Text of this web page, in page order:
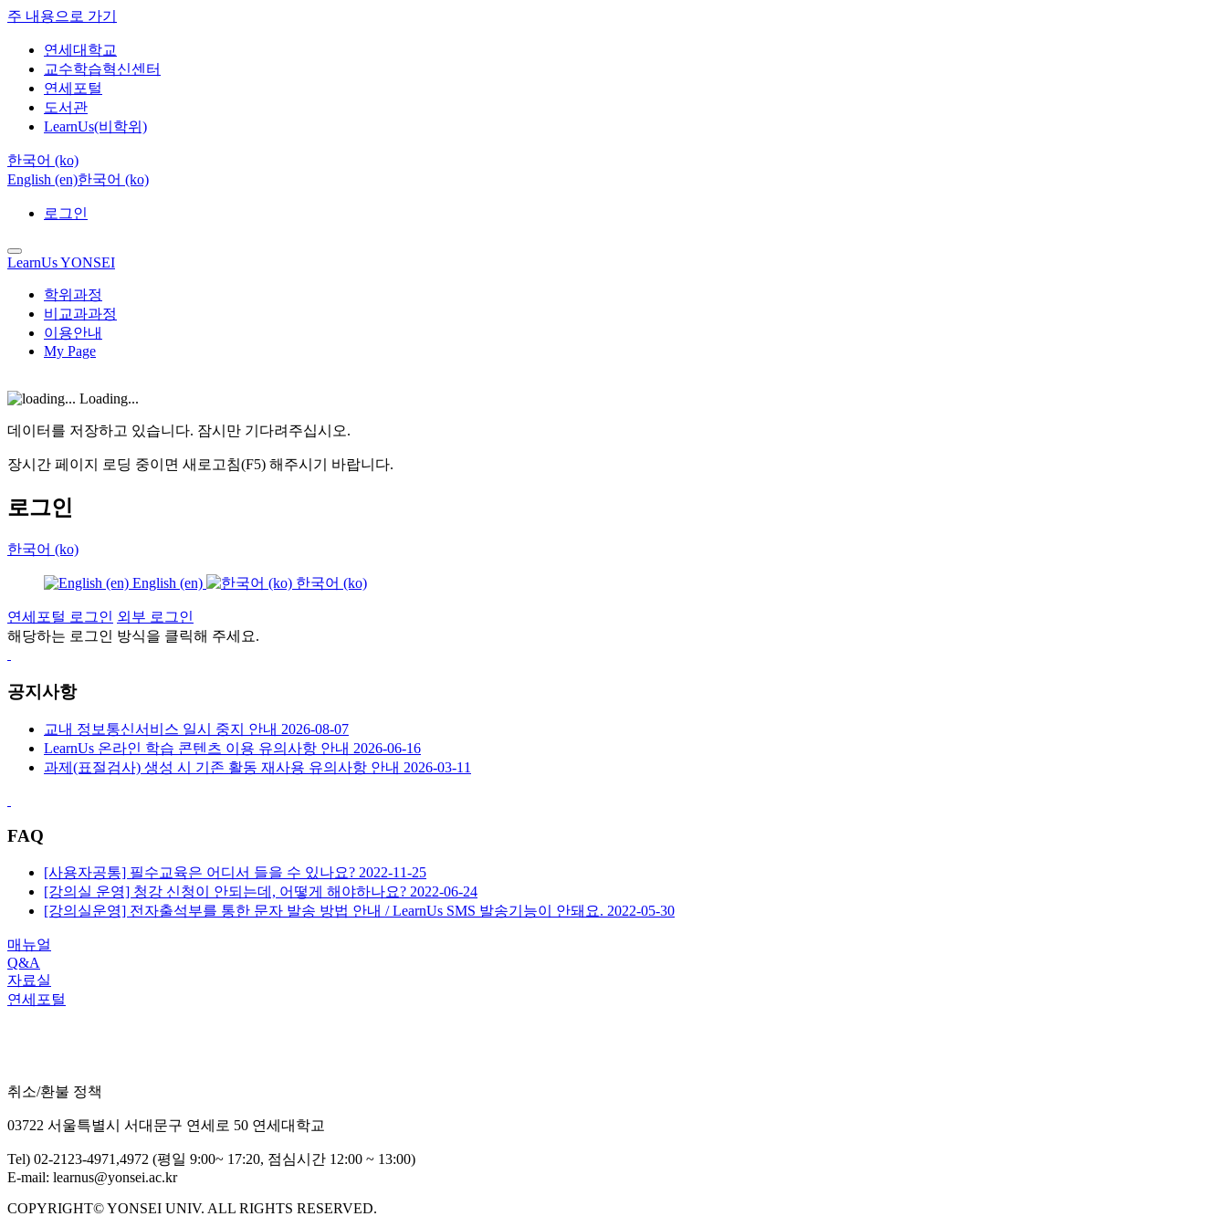
주 내용으로 가기
연세대학교
교수학습혁신센터
연세포털
도서관
LearnUs(비학위)
한국어 ‎(ko)‎
English ‎(en)‎한국어 ‎(ko)‎
로그인
LearnUs YONSEI
학위과정
비교과과정
이용안내
My Page
Loading...
데이터를 저장하고 있습니다. 잠시만 기다려주십시오.
장시간 페이지 로딩 중이면 새로고침(F5) 해주시기 바랍니다.
로그인
한국어 ‎(ko)‎
English ‎(en)‎ 한국어 ‎(ko)‎
연세포털 로그인 외부 로그인
해당하는 로그인 방식을 클릭해 주세요.
공지사항
교내 정보통신서비스 일시 중지 안내 2026-08-07
LearnUs 온라인 학습 콘텐츠 이용 유의사항 안내 2026-06-16
과제(표절검사) 생성 시 기존 활동 재사용 유의사항 안내 2026-03-11
FAQ
[사용자공통] 필수교육은 어디서 들을 수 있나요? 2022-11-25
[강의실 운영] 청강 신청이 안되는데, 어떻게 해야하나요? 2022-06-24
[강의실운영] 전자출석부를 통한 문자 발송 방법 안내 / LearnUs SMS 발송기능이 안돼요. 2022-05-30
매뉴얼
Q&A
자료실
연세포털
취소/환불 정책
03722 서울특별시 서대문구 연세로 50 연세대학교
Tel) 02-2123-4971,4972 (평일 9:00~ 17:20, 점심시간 12:00 ~ 13:00)
E-mail: learnus@yonsei.ac.kr
COPYRIGHT© YONSEI UNIV. ALL RIGHTS RESERVED.